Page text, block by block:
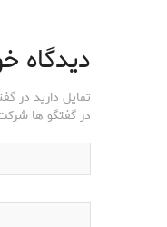
دیدگاه
تمایل دارید در
در گفتگو ها